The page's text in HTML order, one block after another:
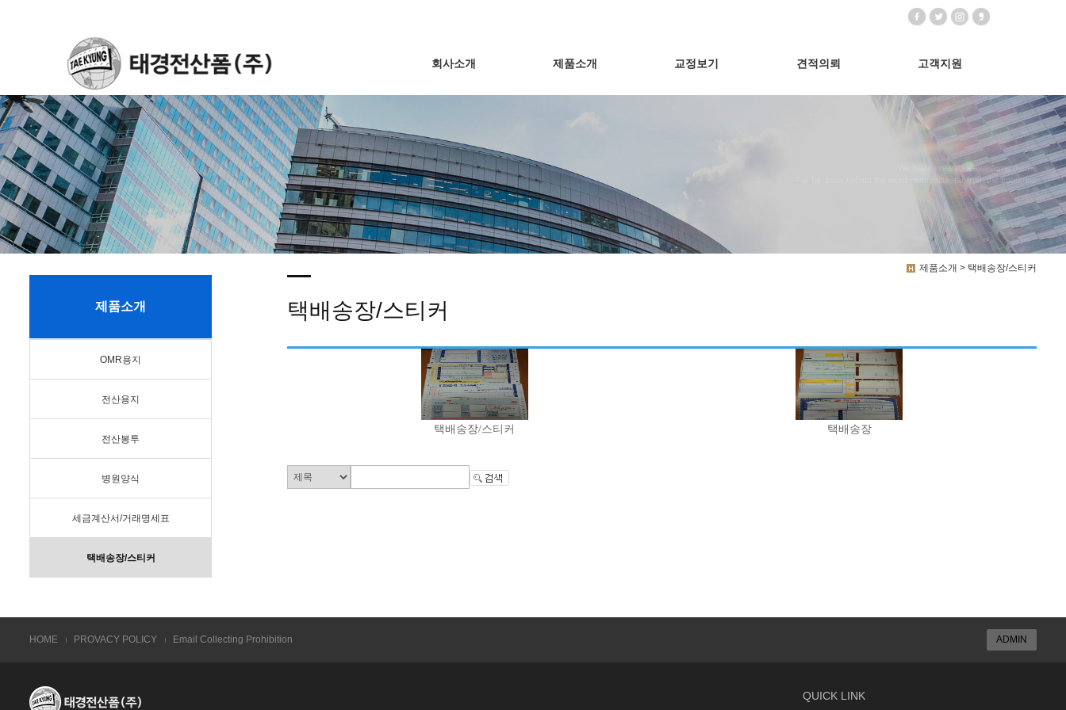
회사소개 제품소개 교정보기 견적의뢰 고객지원
We have created a awesome theme
Far far away,behind the word mountains, far from the countries
제품소개 > 택배송장/스티커
제품소개
OMR용지
전산용지
전산봉투
병원양식
세금계산서/거래명세표
택배송장/스티커
택배송장/스티커
택배송장/스티커 택배송장
HOME PROVACY POLICY Email Collecting Prohibition ADMIN
QUICK LINK